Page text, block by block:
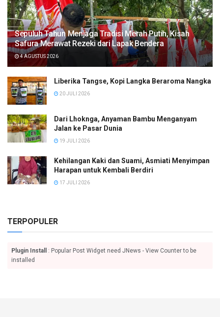
Sepuluh Tahun Menjaga Tradisi Merah Putih, Kisah
Safura Merawat Rezeki dari Lapak Bendera
4 AGUSTUS 2026
Liberika Tangse, Kopi Langka Beraroma Nangka
20 JULI 2026
Dari Lhoknga, Anyaman Bambu Menganyam
Jalan ke Pasar Dunia
19 JULI 2026
Kehilangan Kaki dan Suami, Asmiati Menyimpan
Harapan untuk Kembali Berdiri
17 JULI 2026
TERPOPULER
Plugin Install
: Popular Post Widget need JNews - View Counter to be
installed